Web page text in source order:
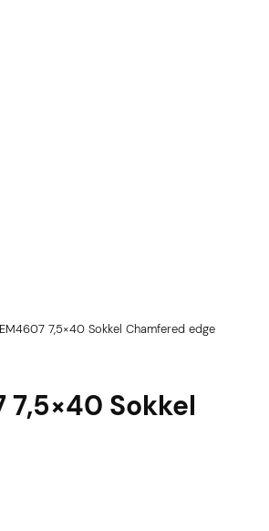
7,5×40 Sokkel Chamfered edge
7,5×40 Sokkel